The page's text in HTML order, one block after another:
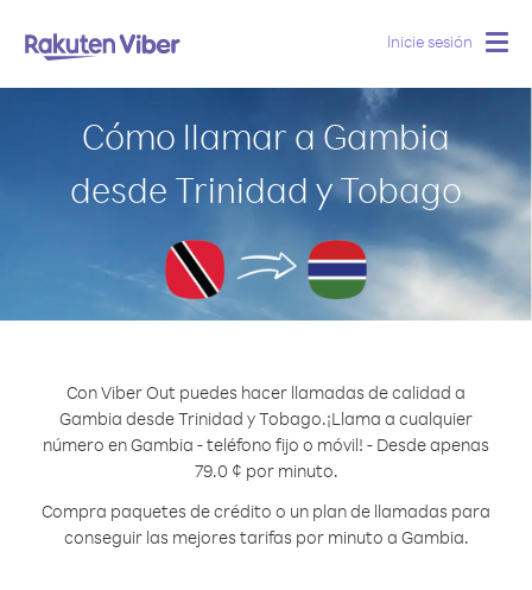
Inicie sesión
Cómo llamar a Gambia
desde Trinidad y Tobago
Con Viber Out puedes hacer llamadas de calidad a
Gambia desde Trinidad y Tobago.¡Llama a cualquier
número en Gambia - teléfono fijo o móvil! - Desde apenas
79.0 ¢ por minuto.
Compra paquetes de crédito o un plan de llamadas para
conseguir las mejores tarifas por minuto a Gambia.